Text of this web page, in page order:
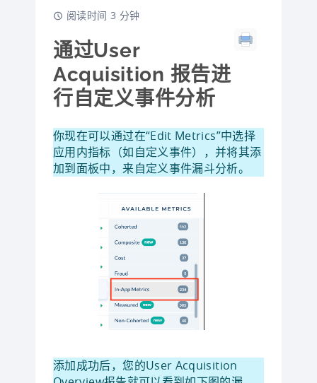
阅读时间 3 分钟
通过User
Acquisition 报告进
行自定义事件分析
你现在可以通过在“Edit Metrics”中选择
应用内指标（如自定义事件），并将其添
加到面板中，来自定义事件漏斗分析。
添加成功后，您的User Acquisition